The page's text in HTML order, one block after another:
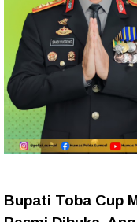
Bupati Toba Cup